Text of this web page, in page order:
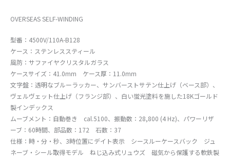
OVERSEAS SELF-WINDING
型番：4500V/110A-B128
ケース：ステンレススティール
風防：サファイヤクリスタルガラス
ケースサイズ：41.0mm ケース厚：11.0mm
文字盤：透明なブルーラッカー、サンバーストサテン仕上げ（ベース部）、
ヴェルヴェット仕上げ（フランジ部）、白い蛍光塗料を施した18Kゴールド
製インデックス
ムーブメント：自動巻き cal.5100、振動数：28,800 (4 Hz)、パワーリザ
ーブ：60時間、部品数：172 石数：37
仕様：時・分・秒、3時位置にデイト表示 シースルーケースバック ジュ
ネーブ・シール取得モデル ねじ込み式リュウズ 磁気から保護する軟鉄製